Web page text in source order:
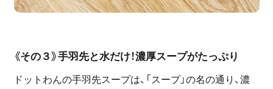
《その３》手羽先と水だけ！濃厚スープがたっぷり
ドットわんの手羽先スープは、「スープ」の名の通り、濃